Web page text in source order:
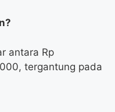
antara Rp
tergantung pada